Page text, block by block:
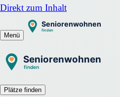
Direkt zum Inhalt
Menü
Plätze finden